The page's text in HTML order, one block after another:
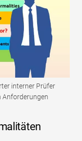
interner Prüfer
Anforderungen